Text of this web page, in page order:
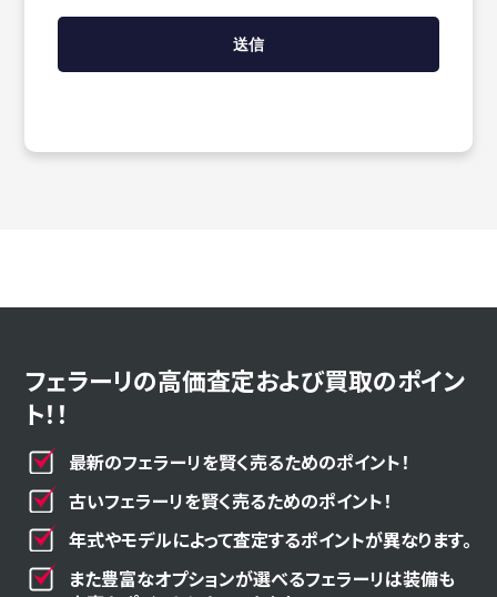
フェラーリの高価査定および買取のポイン
ト！！
最新のフェラーリを賢く売るためのポイント！
古いフェラーリを賢く売るためのポイント！
年式やモデルによって査定するポイントが異なります。
また豊富なオプションが選べるフェラーリは装備も